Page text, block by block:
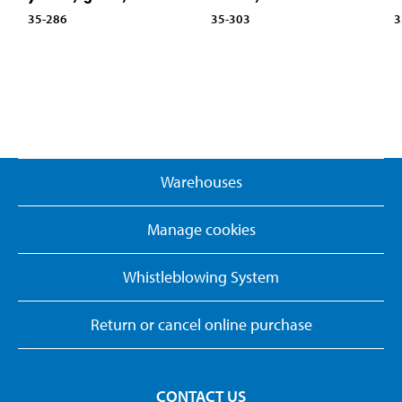
35-286 35-303
Warehouses
Manage cookies
Whistleblowing System
Return or cancel online purchase
CONTACT US